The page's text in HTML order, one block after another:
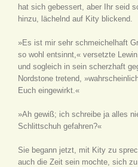
hat sich gebessert, aber Ihr seid
hinzu, lächelnd auf Kity blickend.
»Es ist mir sehr schmeichelhaft
so wohl entsinnt,« versetzte
und sogleich in sein scherzhaft
Nordstone tretend,
Euch eingewirkt.«
»Ah gewiß; ich schreibe ja alles
Schlittschuh gefahren?«
Sie begann jetzt, mit Kity zu
auch die Zeit sein mochte, sich